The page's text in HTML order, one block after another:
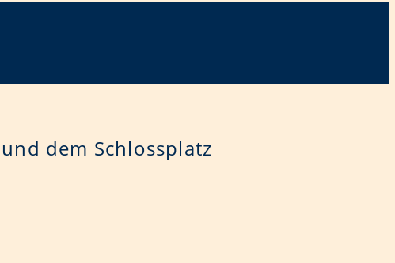
dem Schlossplatz